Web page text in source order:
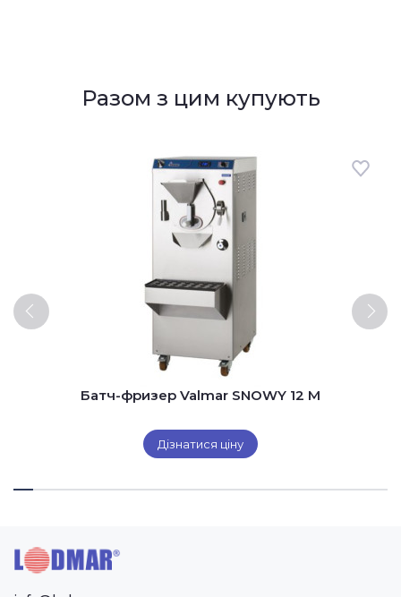
Разом з цим купують
Батч-фризер Valmar SNOWY 12 M
Дізнатися ціну